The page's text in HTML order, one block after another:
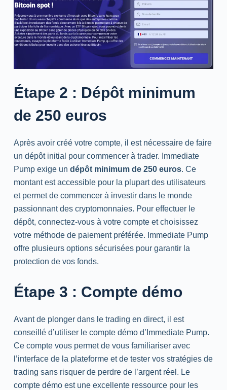
Étape 2 : Dépôt minimum
de 250 euros
Après avoir créé votre compte, il est nécessaire de faire
un dépôt initial pour commencer à trader. Immediate
Pump exige un dépôt minimum de 250 euros. Ce
montant est accessible pour la plupart des utilisateurs
et permet de commencer à investir dans le monde
passionnant des cryptomonnaies. Pour effectuer le
dépôt, connectez-vous à votre compte et choisissez
votre méthode de paiement préférée. Immediate Pump
offre plusieurs options sécurisées pour garantir la
protection de vos fonds.
Étape 3 : Compte démo
Avant de plonger dans le trading en direct, il est
conseillé d’utiliser le compte démo d’Immediate Pump.
Ce compte vous permet de vous familiariser avec
l’interface de la plateforme et de tester vos stratégies de
trading sans risquer de perdre de l’argent réel. Le
compte démo est une excellente ressource pour les